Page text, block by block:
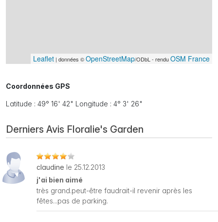
Leaflet | données ©OpenStreetMap/ODbL - renduOSM France
Coordonnées GPS
Latitude : 49° 16' 42" Longitude : 4° 3' 26"
Derniers Avis Floralie's Garden
claudine le 25.12.2013
j'ai bien aimé
très grand.peut-être faudrait-il revenir après les
fêtes...pas de parking.